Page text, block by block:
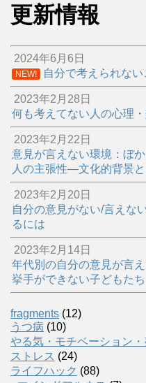
更新情報
2024年6月6日
NEW! 自分で考えられな
2023年2月28日
何も考えてない人の心理
2023年2月22日
意見が言えない環境：ぼ
人の主張性―文化的背景
2023年2月20日
自分の意見がない/言えな
るには
2023年2月14日
年代別の自分の意見が言
挙手ができない子どもた
fragments (12)
うつ病 (10)
やる気・モチベーション・
ストレス (24)
ライフハック (88)